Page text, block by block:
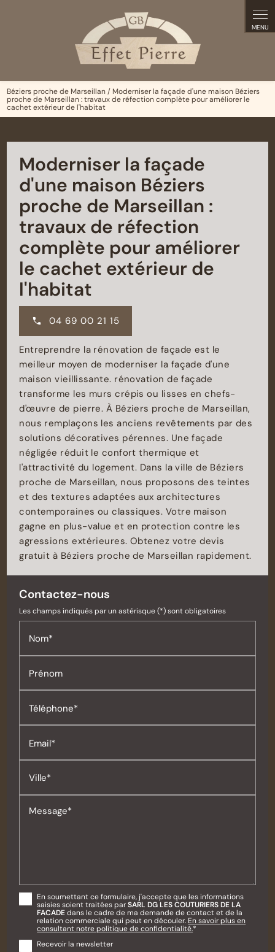
Béziers proche de Marseillan / Moderniser la façade d'une maison Béziers
proche de Marseillan : travaux de réfection complète pour améliorer le
cachet extérieur de l'habitat
Moderniser la façade
d'une maison Béziers
proche de Marseillan :
travaux de réfection
complète pour améliorer
le cachet extérieur de
l'habitat
04 69 00 21 15
Entreprendre la rénovation de façade est le
meilleur moyen de moderniser la façade d'une
maison vieillissante. rénovation de façade
transforme les murs crépis ou lisses en chefs-
d'œuvre de pierre. À Béziers proche de Marseillan,
nous remplaçons les anciens revêtements par des
solutions décoratives pérennes. Une façade
négligée réduit le confort thermique et
l'attractivité du logement. Dans la ville de Béziers
proche de Marseillan, nous proposons des teintes
et des textures adaptées aux architectures
contemporaines ou classiques. Votre maison
gagne en plus-value et en protection contre les
agressions extérieures. Obtenez votre devis
gratuit à Béziers proche de Marseillan rapidement.
Contactez-nous
Les champs indiqués par un astérisque (*) sont obligatoires
Nom*
Prénom
Téléphone*
Email*
Ville*
Message*
En soumettant ce formulaire, j'accepte que les informations
saisies soient traitées parSARL DG LES COUTURIERS DE LA
FACADE dans le cadre de ma demande de contact et de la
relation commerciale qui peut en découler. En savoir plus en
consultant notre politique de confidentialité.*
Recevoir la newsletter